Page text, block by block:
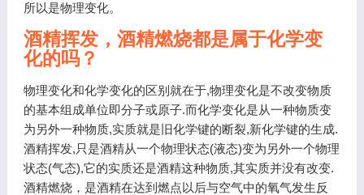
所以是物理变化。
酒精挥发，酒精燃烧都是属于化学变
化的吗？
物理变化和化学变化的区别就在于,物理变化是不改变物质
的基本组成单位即分子或原子.而化学变化是从一种物质变
为另外一种物质,实质就是旧化学键的断裂,新化学键的生成.
酒精挥发,只是酒精从一个物理状态(液态)变为另外一个物理
状态(气态),它的实质还是酒精这种物质,其实质并没有改变.
酒精燃烧，是酒精在达到燃点以后与空气中的氧气发生反